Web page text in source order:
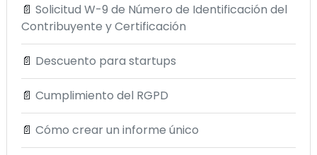
📄 Solicitud W-9 de Número de Identificación del
Contribuyente y Certificación
📄 Descuento para startups
📄 Cumplimiento del RGPD
📄 Cómo crear un informe único